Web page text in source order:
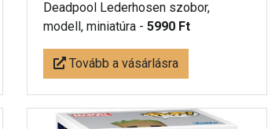
Deadpool Lederhosen szobor,
modell, miniatúra - 5990 Ft
Tovább a vásárlásra